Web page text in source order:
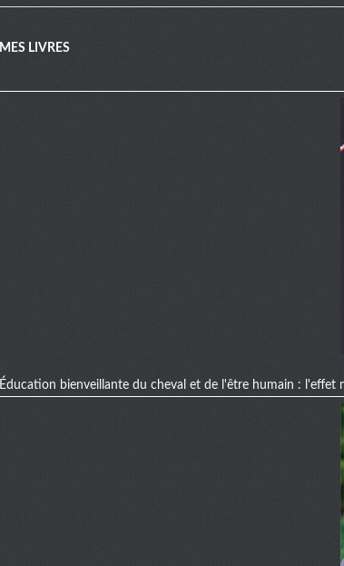
MES LIVRES
Éducation bienveillante du cheval et de l'être humain : l'effet